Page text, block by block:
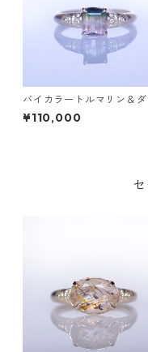
バイカラートルマリン＆ダ
ヤK10リング FATA(ファタ
016]
¥110,000